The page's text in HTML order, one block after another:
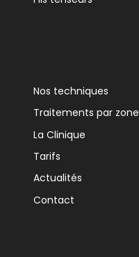
Nos techniques
Traitements par zone
La Clinique
Tarifs
Actualités
Contact